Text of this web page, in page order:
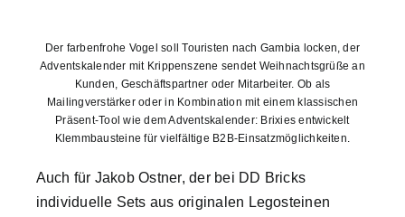
Der farbenfrohe Vogel soll Touristen nach Gambia locken, der
Adventskalender mit Krippenszene sendet Weihnachtsgrüße an
Kunden, Geschäftspartner oder Mitarbeiter. Ob als
Mailingverstärker oder in Kombination mit einem klassischen
Präsent-Tool wie dem Adventskalender: Brixies entwickelt
Klemmbausteine für vielfältige B2B-Einsatzmöglichkeiten.
Auch für Jakob Ostner, der bei DD Bricks
individuelle Sets aus originalen Legosteinen